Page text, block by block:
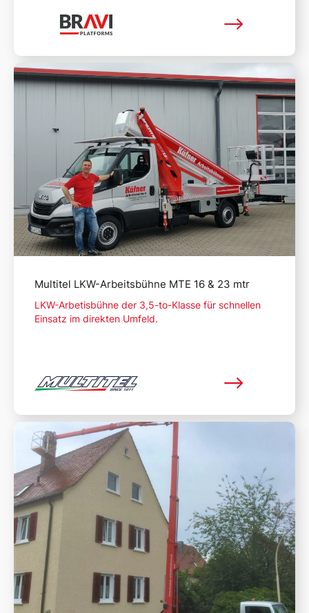
Multitel LKW-Arbeitsbühne MTE 16 & 23 mtr
LKW-Arbetisbühne der 3,5-to-Klasse für schnellen
Einsatz im direkten Umfeld.
Mehr lesen
Mehr lesen